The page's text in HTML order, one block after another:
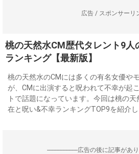
広告 / スポンサーリ
桃の天然水CM歴代タレント9人
ランキング【最新版】
桃の天然水のCMには多くの有名女優や
が、CMに出演すると呪われて不幸が起
トで話題になっています。今回は桃の
在と呪い&不幸ランキングTOP9を紹介し
--------------------広告の後に記事があり